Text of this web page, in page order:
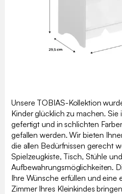
Unsere TOBIAS-Kollektion
Kinder glücklich zu machen. Sie
gefertigt und in schlichten
gefallen werden. Wir bieten
die allen Bedürfnissen gerecht
Spielzeugkiste, Tisch, Stühle
Aufbewahrungsmöglichkeiten.
Ihre Wünsche erfüllen und eine
Zimmer Ihres Kleinkindes